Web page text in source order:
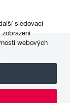
sledovací
webových
& Bus Czech